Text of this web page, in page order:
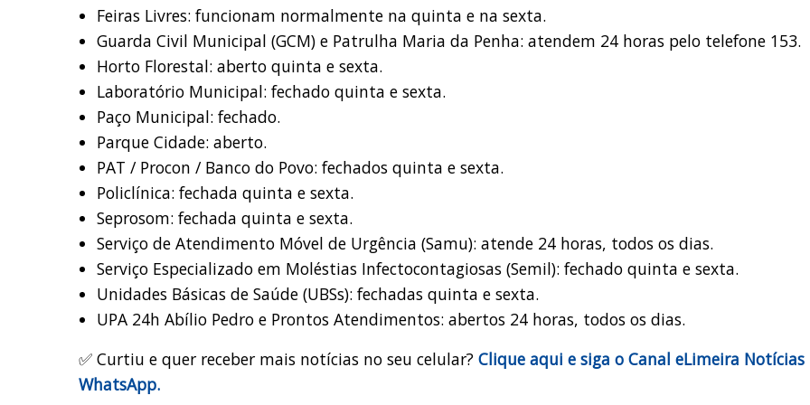
Feiras Livres: funcionam normalmente na quinta e na sexta.
Guarda Civil Municipal (GCM) e Patrulha Maria da Penha: atendem 24 horas pelo telefone 153.
Horto Florestal: aberto quinta e sexta.
Laboratório Municipal: fechado quinta e sexta.
Paço Municipal: fechado.
Parque Cidade: aberto.
PAT / Procon / Banco do Povo: fechados quinta e sexta.
Policlínica: fechada quinta e sexta.
Seprosom: fechada quinta e sexta.
Serviço de Atendimento Móvel de Urgência (Samu): atende 24 horas, todos os dias.
Serviço Especializado em Moléstias Infectocontagiosas (Semil): fechado quinta e sexta.
Unidades Básicas de Saúde (UBSs): fechadas quinta e sexta.
UPA 24h Abílio Pedro e Prontos Atendimentos: abertos 24 horas, todos os dias.
✅ Curtiu e quer receber mais notícias no seu celular? Clique aqui e siga o Canal eLimeira Notícias
WhatsApp.